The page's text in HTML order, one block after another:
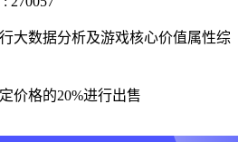
大数据分析及游戏核心价值属性综
价格的20%进行出售